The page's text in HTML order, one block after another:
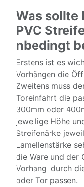
Was sollte
PVC
nbedingt
Erstens ist es
Vorhängen die
Zweitens muss
Toreinfahrt die
300mm oder
jeweilige Höhe
Streifenärke
Lamellenstärke
die Ware und der
Vorhang idurch
oder Tor passen.